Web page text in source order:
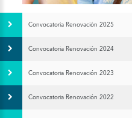
Convocatoria Renovación 2025
Convocatoria Renovación 2024
Convocatoria Renovación 2023
Convocatoria Renovación 2022